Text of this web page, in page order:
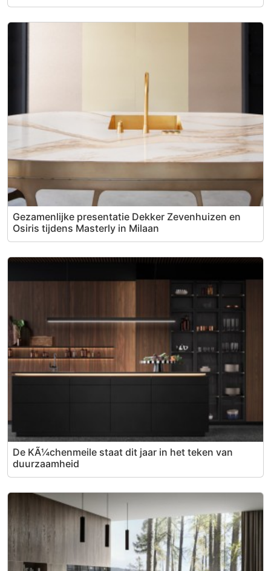
Gezamenlijke presentatie Dekker Zevenhuizen en
Osiris tijdens Masterly in Milaan
De KÃ¼chenmeile staat dit jaar in het teken van
duurzaamheid